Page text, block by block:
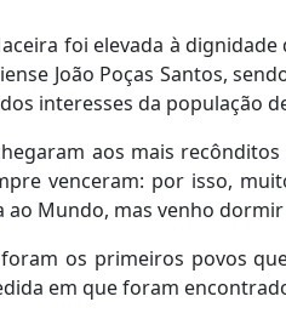
foi elevada à dignidade
João Poças Santos,
interesses da população
aos mais
venceram: por isso,
ao Mundo, mas venho
os primeiros povos
em que foram